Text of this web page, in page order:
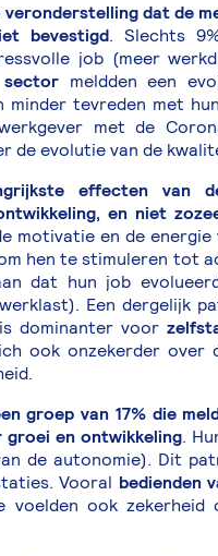
dat de
bevestigd. Slechts
job (meer
meldden een
minder tevreden met
met de
de evolutie van de
effecten van
en niet
motivatie en de
hen te stimuleren tot
dat hun job
Een dergelijk
dominanter voor
ook onzekerder over
groep van 17% die
groei en ontwikkeling.
de autonomie). Dit
Vooral bedienden
voelden ook